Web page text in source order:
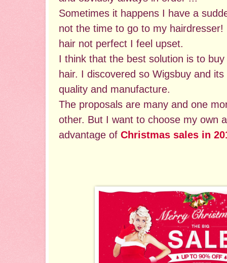
Sometimes it happens I have a
not the time to go to my hairdresser!
hair not perfect I feel upset.
I think that the best solution is to
hair. I discovered so Wigsbuy and
quality and manufacture.
The proposals are many and one
other. But I want to choose my own
advantage of Christmas sales in